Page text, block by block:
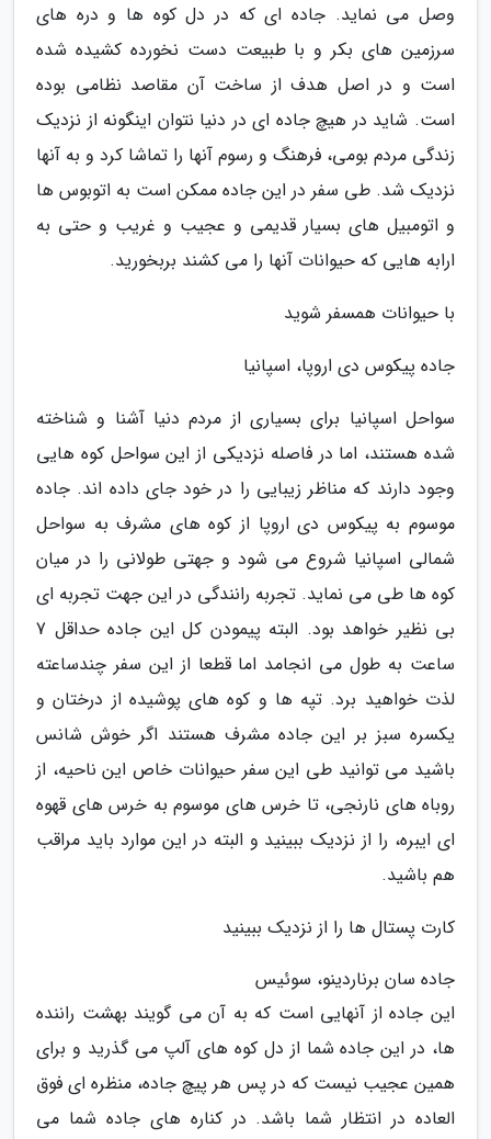
وصل می نماید. جاده ای که در دل کوه ها و دره های
سرزمین های بکر و با طبیعت دست نخورده کشیده شده
است و در اصل هدف از ساخت آن مقاصد نظامی بوده
است. شاید در هیچ جاده ای در دنیا نتوان اینگونه از نزدیک
زندگی مردم بومی، فرهنگ و رسوم آنها را تماشا کرد و به آنها
نزدیک شد. طی سفر در این جاده ممکن است به اتوبوس ها
و اتومبیل های بسیار قدیمی و عجیب و غریب و حتی به
ارابه هایی که حیوانات آنها را می کشند بربخورید.
با حیوانات همسفر شوید
جاده پیکوس دی اروپا، اسپانیا
سواحل اسپانیا برای بسیاری از مردم دنیا آشنا و شناخته
شده هستند، اما در فاصله نزدیکی از این سواحل کوه هایی
وجود دارند که مناظر زیبایی را در خود جای داده اند. جاده
موسوم به پیکوس دی اروپا از کوه های مشرف به سواحل
شمالی اسپانیا شروع می شود و جهتی طولانی را در میان
کوه ها طی می نماید. تجربه رانندگی در این جهت تجربه ای
بی نظیر خواهد بود. البته پیمودن کل این جاده حداقل 7
ساعت به طول می انجامد اما قطعا از این سفر چندساعته
لذت خواهید برد. تپه ها و کوه های پوشیده از درختان و
یکسره سبز بر این جاده مشرف هستند اگر خوش شانس
باشید می توانید طی این سفر حیوانات خاص این ناحیه، از
روباه های نارنجی، تا خرس های موسوم به خرس های قهوه
ای ایبره، را از نزدیک ببینید و البته در این موارد باید مراقب
هم باشید.
کارت پستال ها را از نزدیک ببینید
جاده سان برناردینو، سوئیس
این جاده از آنهایی است که به آن می گویند بهشت راننده
ها، در این جاده شما از دل کوه های آلپ می گذرید و برای
همین عجیب نیست که در پس هر پیچ جاده، منظره ای فوق
العاده در انتظار شما باشد. در کناره های جاده شما می